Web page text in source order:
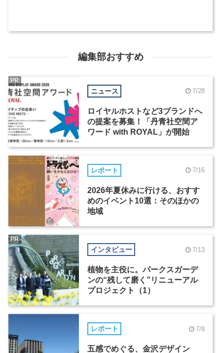
編集部おすすめ
ニュース 7/28
ロイヤルホストなど3ブランドへ
の提案を募集！「丹青社空間ア
ワード with ROYAL」が開始
PR
レポート 7/16
2026年夏休みに行ける、おすす
めのイベント10選：そのほかの
地域
インタビュー 7/13
植物を主役に。パークスガーデ
ンの“残して磨く”リニューアル
プロジェクト（1）
PR
レポート 7/8
五感でめぐる、金沢デザイン